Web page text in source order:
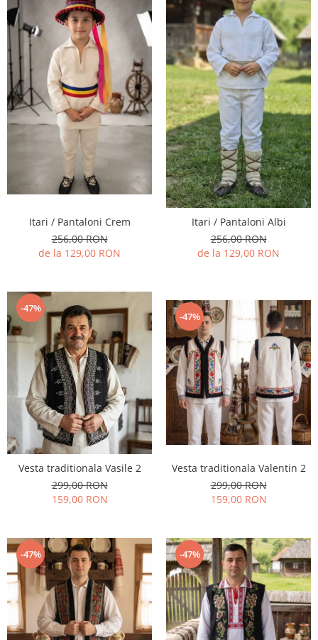
Itari / Pantaloni Crem
256,00 RON
de la 129,00 RON
Itari / Pantaloni Albi
256,00 RON
de la 129,00 RON
-47%
Vesta traditionala Vasile 2
299,00 RON
159,00 RON
-47%
Vesta traditionala Valentin 2
299,00 RON
159,00 RON
-47% -47%